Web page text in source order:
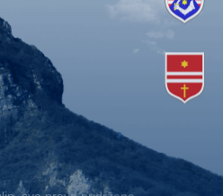
sva prava pridržana.